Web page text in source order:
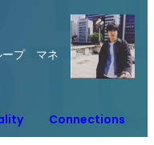
ープ マネ
Connections